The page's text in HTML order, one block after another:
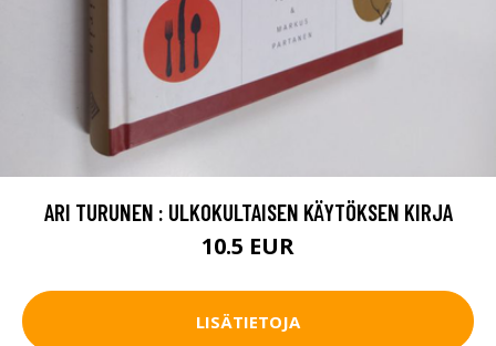
ARI TURUNEN : ULKOKULTAISEN KÄYTÖKSEN KIRJA
10.5 EUR
LISÄTIETOJA